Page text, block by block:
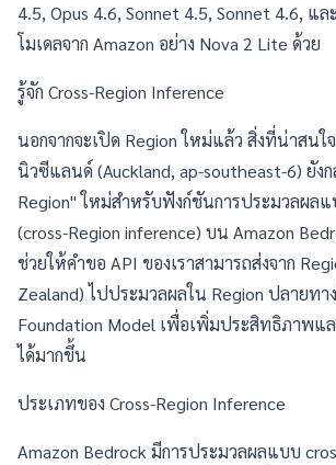
4.5, Opus 4.6, Sonnet 4.5, Sonnet 4.6, แล
โมเดลจาก Amazon อย่าง Nova 2 Lite ด้วย
รู้จัก Cross-Region Inference
นอกจากจะเปิด Region ใหม่แล้ว สิ่งที่น่าสนใ
นิวซีแลนด์ (Auckland, ap-southeast-6) ยัง
Region" ใหม่สำหรับฟังก์ชันการประมวลผล
(cross-Region inference) บน Amazon
ช่วยให้คำขอ API ของเราสามารถส่งจาก
Zealand) ไปประมวลผลใน Region ปลายท
Foundation Model เพื่อเพิ่มประสิทธิภาพแล
ได้มากขึ้น
ประเภทของ Cross-Region Inference
Amazon Bedrock มีการประมวลผลแบบ